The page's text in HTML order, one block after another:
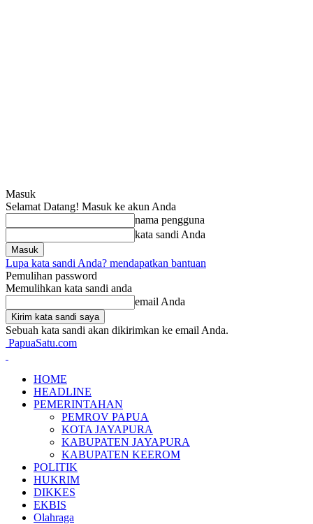
Masuk
Selamat Datang! Masuk ke akun Anda
nama pengguna
kata sandi Anda
Lupa kata sandi Anda? mendapatkan bantuan
Pemulihan password
Memulihkan kata sandi anda
email Anda
Sebuah kata sandi akan dikirimkan ke email Anda.
PapuaSatu.com
HOME
HEADLINE
PEMERINTAHAN
PEMROV PAPUA
KOTA JAYAPURA
KABUPATEN JAYAPURA
KABUPATEN KEEROM
POLITIK
HUKRIM
DIKKES
EKBIS
Olahraga